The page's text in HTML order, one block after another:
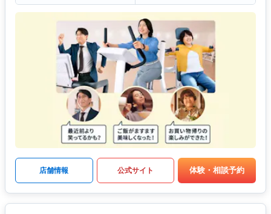
店舗情報 公式サイト 体験・相談予約